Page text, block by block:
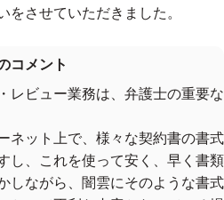
させていただきました。
コメント
レビュー業務は、弁護士の重要な
ネット上で、様々な契約書の書式
し、これを使って安く、早く書類
しながら、闇雲にそのような書式